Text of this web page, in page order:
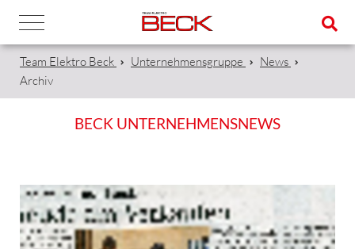
Team Elektro Beck Unternehmensgruppe
News
Archiv
BECK UNTERNEHMENSNEWS